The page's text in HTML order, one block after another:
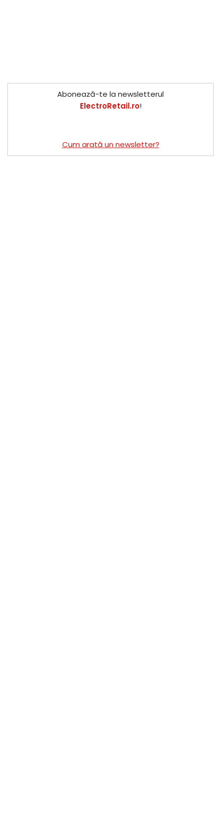
Abonează-te la newsletterul
ElectroRetail.ro!
Cum arată un newsletter?